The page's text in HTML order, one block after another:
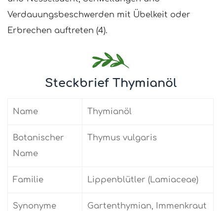
Verdauungsbeschwerden mit Übelkeit oder
Erbrechen auftreten (4).
Steckbrief Thymianöl
Name Thymianöl
Botanischer
Name
Thymus vulgaris
Familie Lippenblütler (Lamiaceae)
Synonyme Gartenthymian, Immenkraut